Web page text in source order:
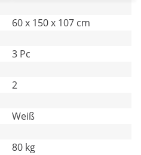
60 x 150 x 107 cm
3 Pc
2
Weiß
80 kg